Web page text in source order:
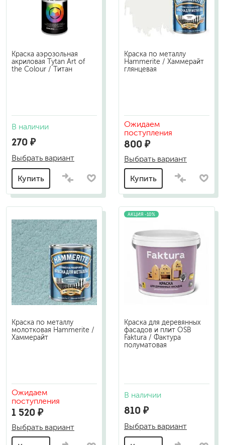
Краска аэрозольная
акриловая Tytan Art of
the Colour / Титан
В наличии
270 ₽
Выбрать вариант
Купить
Краска по металлу
Hammerite / Хаммерайт
глянцевая
Ожидаем
поступления
800 ₽
Выбрать вариант
Купить
Краска по металлу
молотковая Hammerite /
Хаммерайт
Ожидаем
поступления
1 520 ₽
Выбрать вариант
АКЦИЯ -10%
Краска для деревянных
фасадов и плит OSB
Faktura / Фактура
полуматовая
В наличии
810 ₽
Выбрать вариант